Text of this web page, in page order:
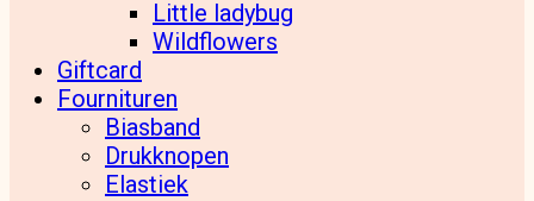
Little ladybug
Wildflowers
Giftcard
Fournituren
Biasband
Drukknopen
Elastiek